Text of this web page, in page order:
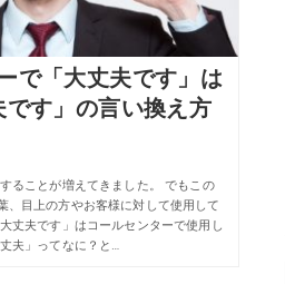
で「大丈夫です」は
す」の言い換え方
ることが増えてきました。 でもこの
、目上の方やお客様に対して使用して
丈夫です」はコールセンターで使用し
夫」ってなに？と…